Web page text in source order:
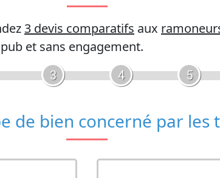
3 devis comparatifs aux
et sans engagement.
3 4 5
de bien concerné par les